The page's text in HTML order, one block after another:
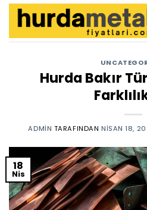
İçeriğe
Hurda Bakır
ADMIN TARAFINDAN NISAN 18,
18
Nis